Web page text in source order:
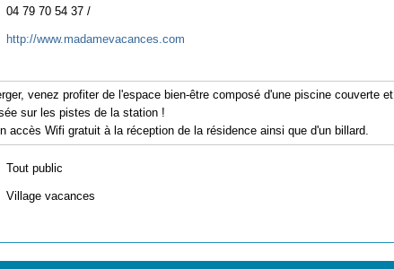
04 79 70 54 37 /
http://www.madamevacances.com
venez profiter de l'espace bien-être composé d'une piscine couverte et
sur les pistes de la station !
accès Wifi gratuit à la réception de la résidence ainsi que d'un billard.
Tout public
Village vacances